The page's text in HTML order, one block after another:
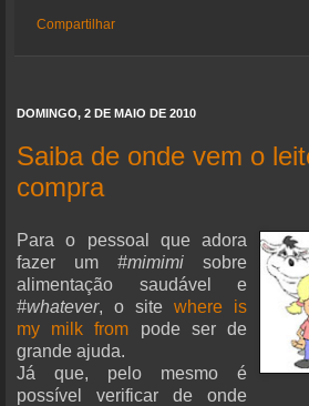
Compartilhar
DOMINGO, 2 DE MAIO DE 2010
Saiba de onde vem o
compra
Para o pessoal que adora
fazer um #mimimi sobre
alimentação saudável e
#whatever, o site where is
my milk from pode ser de
grande ajuda.
Já que, pelo mesmo é
possível verificar de onde